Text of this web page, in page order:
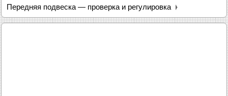
Передняя подвеска — проверка и регулировка